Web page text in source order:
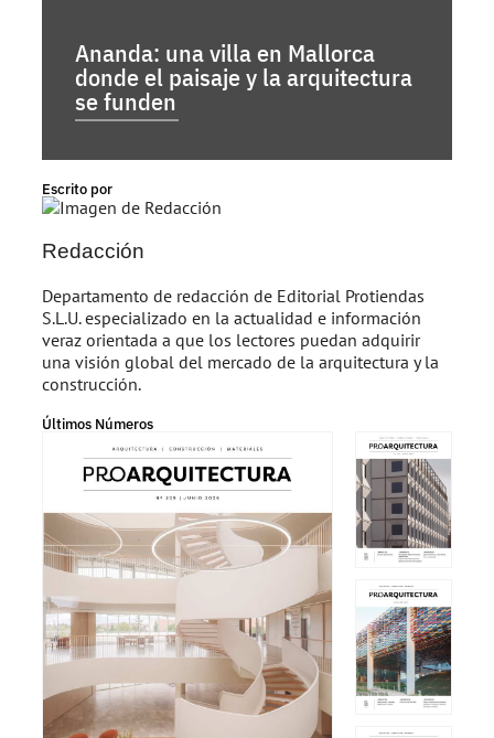
Ananda: una villa en Mallorca
donde el paisaje y la arquitectura
se funden
Escrito por
Redacción
Departamento de redacción de Editorial Protiendas
S.L.U. especializado en la actualidad e información
veraz orientada a que los lectores puedan adquirir
una visión global del mercado de la arquitectura y la
construcción.
Últimos Números